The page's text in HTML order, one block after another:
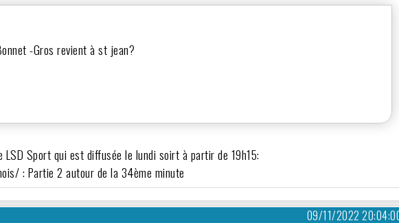
-Gros revient à st jean?
LSD Sport qui est diffusée le lundi soirt à partir de 19h15:
: Partie 2 autour de la 34ème minute
09/11/2022